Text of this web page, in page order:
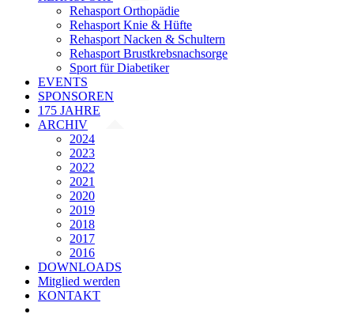
Rehasport Orthopädie
Rehasport Knie & Hüfte
Rehasport Nacken & Schultern
Rehasport Brustkrebsnachsorge
Sport für Diabetiker
EVENTS
SPONSOREN
175 JAHRE
ARCHIV
2024
2023
2022
2021
2020
2019
2018
2017
2016
DOWNLOADS
Mitglied werden
KONTAKT